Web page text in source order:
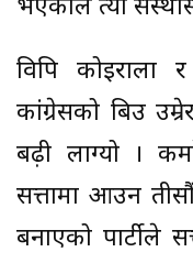
भएकाले त्यो
विपि कोइराला
कांग्रेसको बिउ
बढ़ी लाग्यो ।
सत्तामा आउन
बनाएको पार्टीले